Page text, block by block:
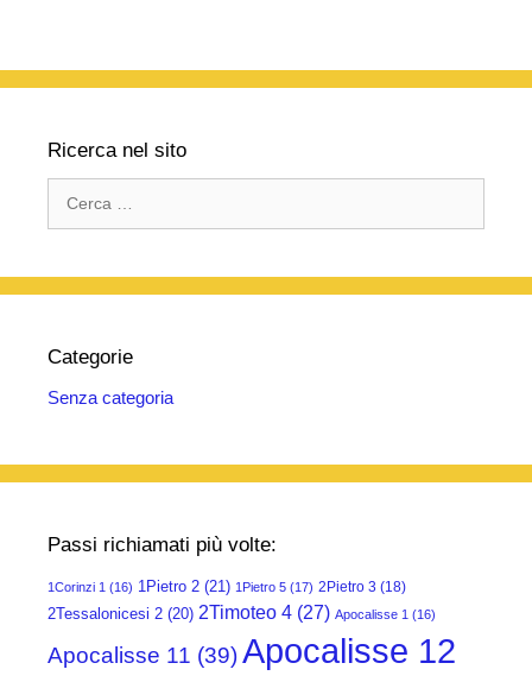
Ricerca nel sito
per:
Categorie
Senza categoria
Passi richiamati più volte:
1Corinzi 1 (16) 1Pietro 2 (21) 1Pietro 5 (17) 2Pietro 3 (18)
2Tessalonicesi 2 (20) 2Timoteo 4 (27) Apocalisse 1 (16)
Apocalisse 11 (39)Apocalisse 12